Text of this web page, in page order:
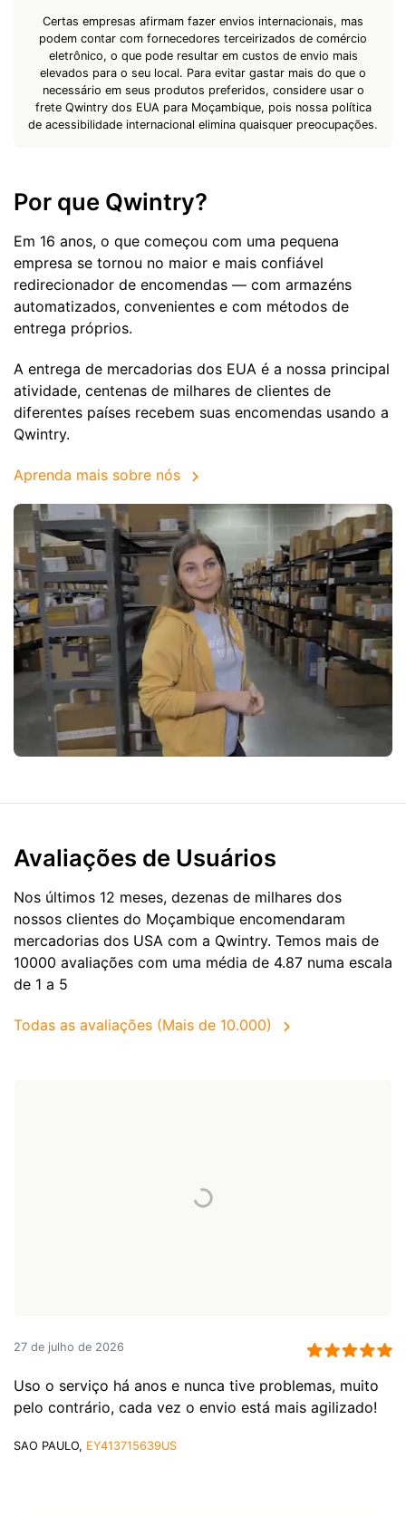
Certas empresas afirmam fazer envios internacionais, mas
podem contar com fornecedores terceirizados de comércio
eletrônico, o que pode resultar em custos de envio mais
elevados para o seu local. Para evitar gastar mais do que o
necessário em seus produtos preferidos, considere usar o
frete Qwintry dos EUA para Moçambique, pois nossa política
de acessibilidade internacional elimina quaisquer preocupações.
Por que Qwintry?
Em 16 anos, o que começou com uma pequena
empresa se tornou no maior e mais confiável
redirecionador de encomendas — com armazéns
automatizados, convenientes e com métodos de
entrega próprios.
A entrega de mercadorias dos EUA é a nossa principal
atividade, centenas de milhares de clientes de
diferentes países recebem suas encomendas usando a
Qwintry.
Aprenda mais sobre nós
Avaliações de Usuários
Nos últimos 12 meses, dezenas de milhares dos
nossos clientes do Moçambique encomendaram
mercadorias dos USA com a Qwintry. Temos mais de
10000 avaliações com uma média de 4.87 numa escala
de 1 a 5
Todas as avaliações (Mais de 10.000)
27 de julho de 2026
Uso o serviço há anos e nunca tive problemas, muito
pelo contrário, cada vez o envio está mais agilizado!
SAO PAULO, EY413715639US